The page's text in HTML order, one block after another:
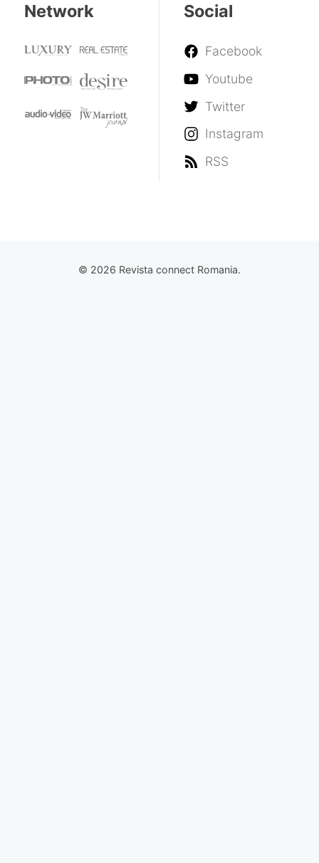
Network Social
Facebook
Youtube
Twitter
Instagram
RSS
© 2026 Revista connect Romania.